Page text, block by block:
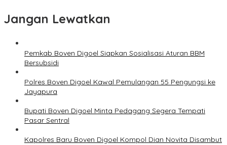
Jangan Lewatkan
Pemkab Boven Digoel Siapkan Sosialisasi Aturan BBM
Bersubsidi
Polres Boven Digoel Kawal Pemulangan 55 Pengungsi ke
Jayapura
Bupati Boven Digoel Minta Pedagang Segera Tempati
Pasar Sentral
Kapolres Baru Boven Digoel Kompol Dian Novita Disambut